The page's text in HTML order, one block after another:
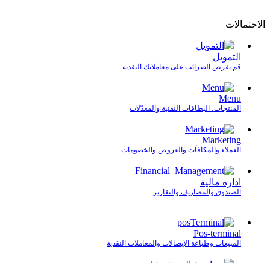
الاحتمالات
التمويل
قم بفرض الضرائب على معاملاتك النقدية
Menu
المنتجات، البطاقات التقنية والمعدّلات
Marketing
العملاء والمكافآت والعروض والخصومات
ادارة مالية
الصندوق والمصاريف والتقارير
Pos-terminal
المبيعات وطباعة الإيصالات والمعاملات النقدية